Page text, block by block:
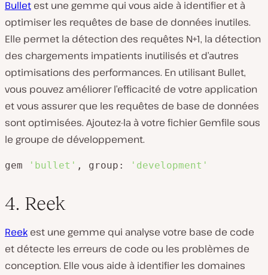
Bullet est une gemme qui vous aide à identifier et à
optimiser les requêtes de base de données inutiles.
Elle permet la détection des requêtes N+1, la détection
des chargements impatients inutilisés et d’autres
optimisations des performances. En utilisant Bullet,
vous pouvez améliorer l’efficacité de votre application
et vous assurer que les requêtes de base de données
sont optimisées. Ajoutez-la à votre fichier Gemfile sous
le groupe de développement.
gem 'bullet' , group: 'development'
4. Reek
Reek est une gemme qui analyse votre base de code
et détecte les erreurs de code ou les problèmes de
conception. Elle vous aide à identifier les domaines